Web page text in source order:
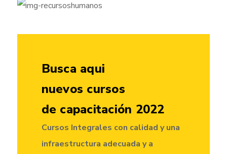
Busca aqui
nuevos cursos
de capacitación 2022
Cursos Integrales con calidad y una
infraestructura adecuada y a